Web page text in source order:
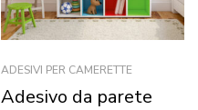
ADESIVI PER CAMERETTE
Adesivo da parete